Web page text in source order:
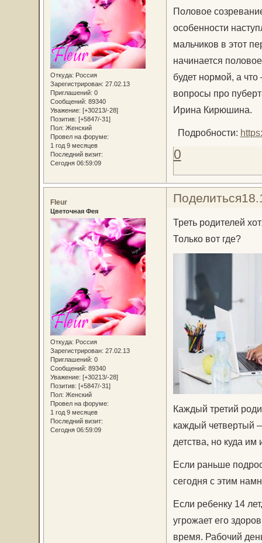
Откуда: Россия
Зарегистрирован: 27.02.13
Приглашений: 0
Сообщений: 89340
Уважение: [+30213/-28]
Позитив: [+5847/-31]
Пол: Женский
Провел на форуме:
1 год 9 месяцев
Последний визит:
Сегодня 06:59:09
Половое
особенности
мальчиков в этот
начинается
будет нормой, а
вопросы про
Ирина Кирюшина.
Подробности:
0
Поделиться
Fleur
Цветочная Фея
Откуда: Россия
Зарегистрирован: 27.02.13
Приглашений: 0
Сообщений: 89340
Уважение: [+30213/-28]
Позитив: [+5847/-31]
Пол: Женский
Провел на форуме:
1 год 9 месяцев
Последний визит:
Сегодня 06:59:09
Треть родителей
Только вот где?
Каждый третий
каждый четвертый –
детства, но куда им
Если раньше
сегодня с этим
Если ребенку 14
угрожает его
время. Рабочий